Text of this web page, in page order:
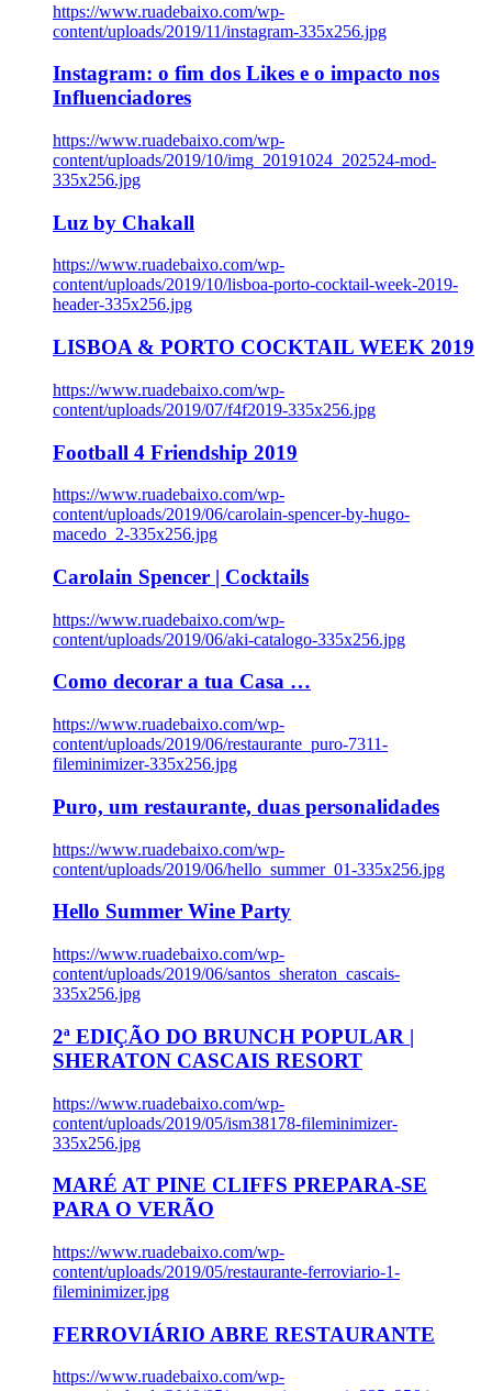
https://www.ruadebaixo.com/wp-
content/uploads/2019/11/instagram-335x256.jpg
Instagram: o fim dos Likes e o impacto nos
Influenciadores
https://www.ruadebaixo.com/wp-
content/uploads/2019/10/img_20191024_202524-mod-
335x256.jpg
Luz by Chakall
https://www.ruadebaixo.com/wp-
content/uploads/2019/10/lisboa-porto-cocktail-week-2019-
header-335x256.jpg
LISBOA & PORTO COCKTAIL WEEK 2019
https://www.ruadebaixo.com/wp-
content/uploads/2019/07/f4f2019-335x256.jpg
Football 4 Friendship 2019
https://www.ruadebaixo.com/wp-
content/uploads/2019/06/carolain-spencer-by-hugo-
macedo_2-335x256.jpg
Carolain Spencer | Cocktails
https://www.ruadebaixo.com/wp-
content/uploads/2019/06/aki-catalogo-335x256.jpg
Como decorar a tua Casa …
https://www.ruadebaixo.com/wp-
content/uploads/2019/06/restaurante_puro-7311-
fileminimizer-335x256.jpg
Puro, um restaurante, duas personalidades
https://www.ruadebaixo.com/wp-
content/uploads/2019/06/hello_summer_01-335x256.jpg
Hello Summer Wine Party
https://www.ruadebaixo.com/wp-
content/uploads/2019/06/santos_sheraton_cascais-
335x256.jpg
2ª EDIÇÃO DO BRUNCH POPULAR |
SHERATON CASCAIS RESORT
https://www.ruadebaixo.com/wp-
content/uploads/2019/05/ism38178-fileminimizer-
335x256.jpg
MARÉ AT PINE CLIFFS PREPARA-SE
PARA O VERÃO
https://www.ruadebaixo.com/wp-
content/uploads/2019/05/restaurante-ferroviario-1-
fileminimizer.jpg
FERROVIÁRIO ABRE RESTAURANTE
https://www.ruadebaixo.com/wp-